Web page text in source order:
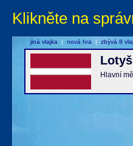
Klikněte na
Hlavní
jiná vlajka | nová hra | zbývá 8